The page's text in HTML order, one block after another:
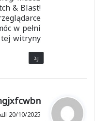
& Blast!
w pełni
witryny.
رد
ي
ق
20/10/2025 الساعة 15:56